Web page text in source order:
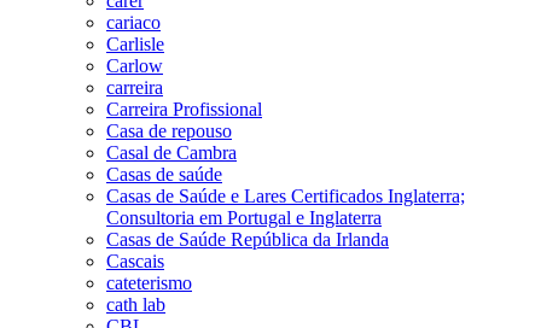
cariaco
Carlisle
Carlow
carreira
Carreira Profissional
Casa de repouso
Casal de Cambra
Casas de saúde
Casas de Saúde e Lares Certificados Inglaterra;
Consultoria em Portugal e Inglaterra
Casas de Saúde República da Irlanda
Cascais
cateterismo
cath lab